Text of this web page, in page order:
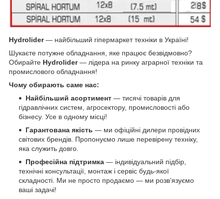
Hydrolider— найбільший гіпермаркет техніки в Україні!
Шукаєте потужне обладнання, яке працює безвідмовно?
Обирайте Hydrolider— лідера на ринку аграрної техніки та
промислового обладнання!
Чому обирають саме нас:
Найбільший асортимент — тисячі товарів для
гідравлічних систем, агросектору, промисловості або
бізнесу. Усе в одному місці!
Гарантована якість — ми офіційні дилери провідних
світових брендів. Пропонуємо лише перевірену техніку,
яка служить довго.
Професійна підтримка — індивідуальний підбір,
технічні консультації, монтаж і сервіс будь-якої
складності. Ми не просто продаємо — ми розв’язуємо
ваші задачі!